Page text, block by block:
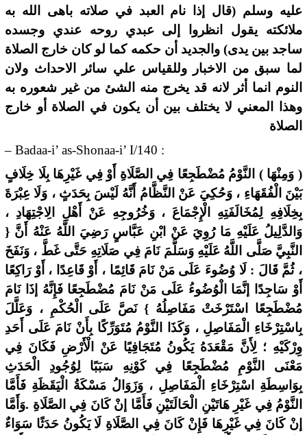
عليه وسلم (قال إذا نام العبد في صلاته باهى الله به
ملائكته يقول انظروا إلى عبدي روحه عندي وجسده
ساجد بين يدى) والجديد أن حكمه كما لو كان خارج الصلاة
لما سبق من الاخبار وللقياس علي سائر الاحداث ولان
النوم انما أثر لانه قد يخرج منه الشئ من غير شعوره به
وهذا المعني لا يختلف بين أن يكون في الصلاة أو خارج
الصلاة
– Badaa-i’ as-Shonaa-i’ I/140 :
( وَمِنْهَا ) النَّوْمُ مُضْطَجِعًا فِي الصَّلَاةِ أَوْ فِي غَيْرِهَا بِلَا خِلَافٍ
بَيْنَ الْفُقَهَاءِ ، وَحُكِيَ عَنْ النَّظَّامُ أَنَّهُ لَيْسَ بِحَدَثٍ ، وَلَا عِبْرَةَ
بِخِلَافِهِ لِمُخَالَفَتِهِ الْإِجْمَاعَ ، وَخُرُوجِهِ عَنْ أَهْلِ الِاجْتِهَادِ ،
وَالدَّلِيلُ عَلَيْهِ مَا رُوِيَ عَنْ ابْنِ عَبَّاسٍ رَضِيَ اللَّهُ عَنْهُ أَنَّ {
النَّبِيَّ صَلَّى اللَّهُ عَلَيْهِ وَسَلَّمَ نَامَ فِي صَلَاتِهِ حَتَّى غَطَّ ، وَنَفَخَ
، ثُمَّ قَالَ : لَا وُضُوءَ عَلَى مَنْ نَامَ قَائِمًا ، أَوْ قَاعِدًا ، أَوْ رَاكِعًا
أَوْ سَاجِدًا إنَّمَا الْوُضُوءُ عَلَى مَنْ نَامَ مُضْطَجِعًا فَإِنَّهُ إذَا نَامَ
مُضْطَجِعًا اسْتَرْخَتْ مَفَاصِلُهُ } نَصَّ عَلَى الْحُكْمِ ، وَعَلَّلَ
بِاسْتِرْخَاءِ الْمَفَاصِلِ ، وَكَذَا النَّوْمُ مُتَوَرِّكًا بِأَنْ نَامَ عَلَى أَحَدِ
وِرْكَيْهِ ؛ لِأَنَّ مَقْعَدَهُ يَكُونُ مُتَجَافِيًا عَنْ الْأَرْضِ فَكَانَ فِي
مَعْنَى النَّوْمِ مُضْطَجِعًا فِي كَوْنِهِ سَبَبًا لِوُجُودِ الْحَدَثِ
بِوَاسِطَةِ اسْتِرْخَاءِ الْمَفَاصِلِ ، وَزَوَالُ مَسْكَةُ الْيَقَظَةِ فَأَمَّا
النَّوْمُ فِي غَيْرِ هَاتَيْنِ الْحَالَتَيْنِ فَأَمَّا إنْ كَانَ فِي الصَّلَاةِ .وَأَمَّا
إنْ كَانَ فِي غَيْرِهَا فَإِنْ كَانَ فِي الصَّلَاةِ لَا يَكُونُ حَدَثًا سَوَاءٌ